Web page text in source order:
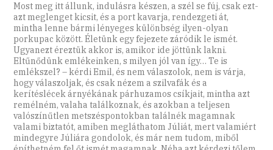
Most meg itt állunk, indulásra készen, a szél se fúj, csak ezt-
azt meglenget kicsit, és a port kavarja, rendezgeti át,
mintha lenne bármi lényeges különbség ilyen-olyan
porkupac között. Életünk egy fejezete záródik le ismét.
Ugyanezt éreztük akkor is, amikor ide jöttünk lakni.
Eltűnődünk emlékeinken, s milyen jól van így… Te is
emlékszel? – kérdi Emil, és nem válaszolok, nem is várja,
hogy válaszoljak, és csak nézem a szilvafák és a
kerítéslécek árnyékának párhuzamos csíkjait, mintha azt
remélném, valaha találkoznak, és azokban a teljesen
valószínűtlen metszéspontokban találnék magamnak
valami biztatót, amiben megláthatom Júliát, mert valamiért
mindegyre Júliára gondolok, és már nem tudom, miből